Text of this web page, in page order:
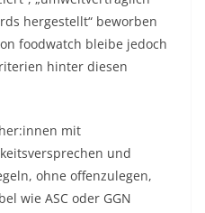
hergestellt“ beworben
foodwatch bleibe jedoch
hinter diesen
mit
und
ohne offenzulegen,
wie ASC oder GGN